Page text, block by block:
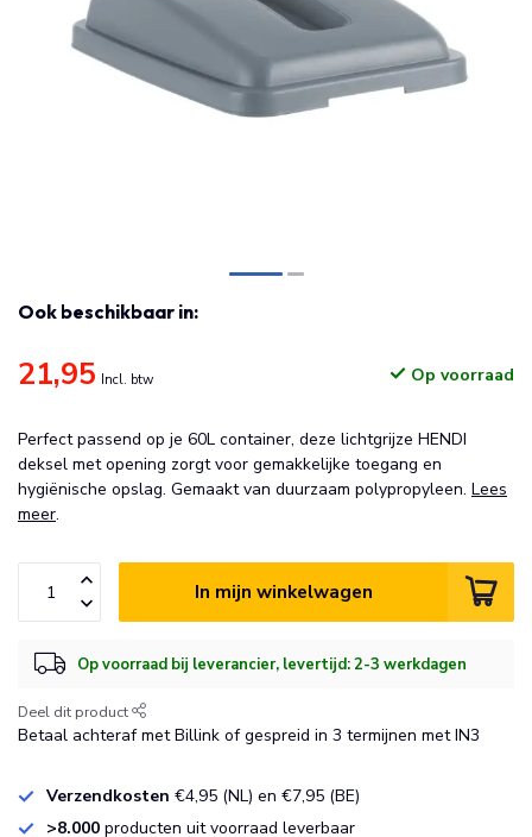
Ook beschikbaar in:
21,95 Incl. btw Op voorraad
Perfect passend op je 60L container, deze lichtgrijze HENDI
deksel met opening zorgt voor gemakkelijke toegang en
hygiënische opslag. Gemaakt van duurzaam polypropyleen. Lees
meer.
In mijn winkelwagen
Op voorraad bij leverancier, levertijd: 2-3 werkdagen
Deel dit product
Betaal achteraf met Billink of gespreid in 3 termijnen met IN3
Verzendkosten €4,95 (NL) en €7,95 (BE)
>8.000 producten uit voorraad leverbaar